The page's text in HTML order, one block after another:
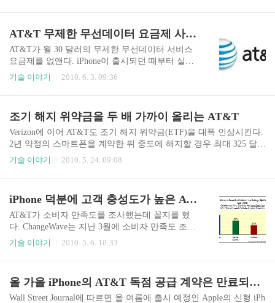
로했고, Apple과 AT&T가 공식적으로 사과를 하기
도 했다. 시작한지 하루만에 예약을 중단한 두 회사
는 이번 iPhone 4에 대한 고객들의 관심에 놀라지
않을 수 없었다. 하루만에 예약된 물량은 60만대 정
도로 iPhone 3GS의 첫 날 예약판매량의 10배 수준
사상 단기간 최고의 판매량 기록을 올렸..
AT&T 무제한 무선데이터 요금제 사라진다
AT&T가 월 30 달러의 무제한 무선데이터 서비스
요금제를 없앤다. iPhone이 출시되던 때부터 실시
되었던 AT&T만의 파격적인 무선데이터 서비스 요
는 것은 2GB 용량에 25 달러로 무제한 요금제에 비
해 5 달러 내린다. 2GB를 초과하는 과금에 대해서
는 추가 1GB당 10 달러로 책정한다. 월 15 달러 요
금제는 200MB 제공에 추가할 경우 15 달러 단위로
200MB를 추가 구매하면 된다. AT&T는 월 25 달러
정도가 만족할만한 용량..
기술 이야기 2010. 6. 3. 09:36
조기 해지 위약금을 두 배 가까이 올리는 AT&T
Verizon에 이어 AT&T도 조기 해지 위약금(ETF)을 대폭 인상시킨다.
2년 약정의 스마트폰을 계약한 뒤 중도에 해지할 경우 최대 325 달러
의 위약금을 낼 수도 있다. 이제까지는 최대 175 달러만 내면 됐다.
달러, 스마트폰은 325 달러까지 위약금이 달라진다. 2009/12/22 - 지
금 미국은 이동통신 위약금에 대해 논쟁중 미국 1위 이동통신사인 V
erizon의 경우 작년 11월 15일부터 스마트폰 가입자에 대한 위약금을
150 달러에서 350 달러로 인상했고, FCC 조사까지 받았다. V..
기술 이야기 2010. 5. 24. 09:08
iPhone 덕분에 고객 충성도가 높은 AT&T, 만일 독점이 깨진다면?
AT&T가 소비자 만족도를 조사했는데 꼴지를 했
다. ChangeWave는 지난 3월에 소비자 만족도 조사
를 했는데, 미국의 주요 이동통신 4사 중에서 꼴지
났는데, 경쟁사인 Verizon은 1.5%에 불과했다. T-M
obile은 2.8%, Sprint는 2.4%로 나타나서 AT&T의
기술 이야기 2010. 5. 6. 10:33
올 가을 iPhone의 AT&T 독점 공급 계약은 만료되는가?
Wall Street Journal에 따르면 올 여름에 출시 예정인 Apple의 신형 iPh